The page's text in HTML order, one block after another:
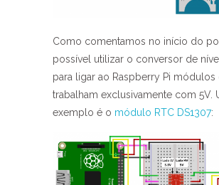
Como comentamos no início do
possível utilizar o conversor de
para ligar ao Raspberry Pi módulos
trabalham exclusivamente com 5V.
exemplo é o módulo RTC DS1307: